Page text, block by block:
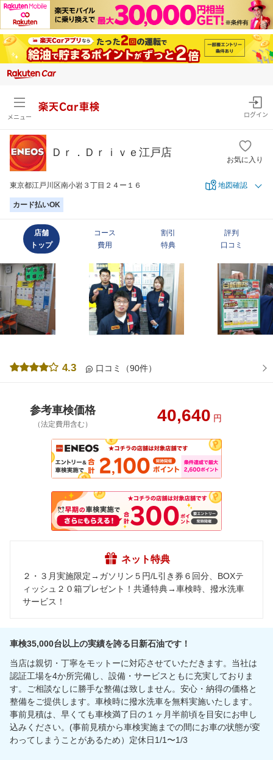
メニュー
楽天Car車検
ログイン
Ｄｒ．Ｄｒｉｖｅ江戸店
お気に入り
東京都江戸川区南小岩３丁目２４ー１６ 地図確認
カード払いOK
店舗
トップ
コース
費用
割引
特典
評判
口コミ
4.3 口コミ（90件）
参考車検価格
（法定費用含む） 40,640 円
ネット特典
２・３月実施限定→ガソリン５円/L引き券６回分、BOXテ
ィッシュ２０箱プレゼント！共通特典→車検時、撥水洗車
サービス！
車検35,000台以上の実績を誇る日新石油です！
当店は親切・丁寧をモットーに対応させていただきます。当社は
認証工場を4か所完備し、設備・サービスともに充実しておりま
す。ご相談なしに勝手な整備は致しません。安心・納得の価格と
整備をご提供します。車検時に撥水洗車を無料実施いたします。
事前見積は、早くても車検満了日の１ヶ月半前頃を目安にお申し
込みください。(事前見積から車検実施までの間にお車の状態が変
わってしまうことがあるため）定休日1/1〜1/3